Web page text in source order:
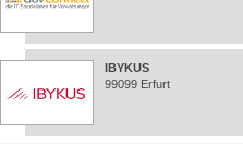
IBYKUS
99099 Erfurt